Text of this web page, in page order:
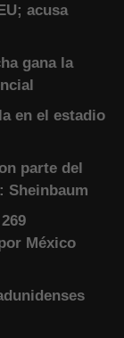
acusa
gana la
en el estadio
parte del
Sheinbaum
México